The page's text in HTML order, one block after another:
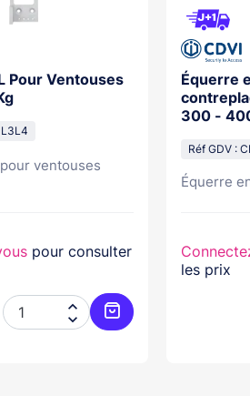
Pour Ventouses
L3L4
ventouses
pour consulter


Ajouter au panier
Équerre
300 -
Réf GDV :
Équerre
les prix